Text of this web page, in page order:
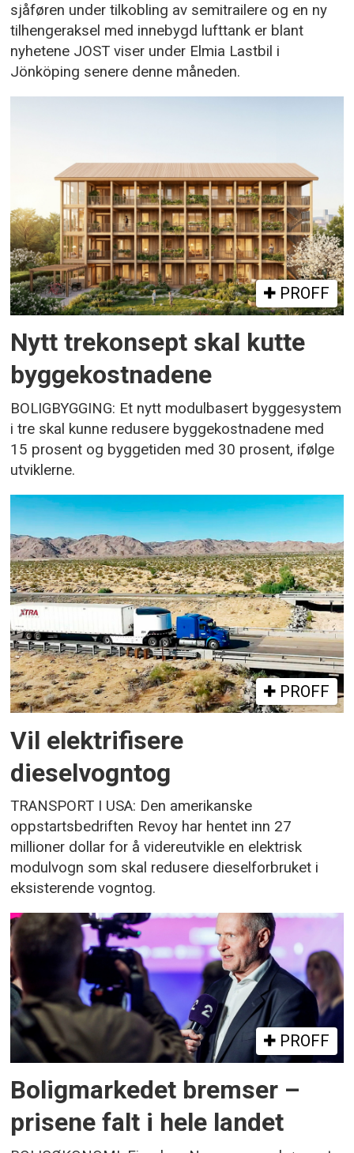
sjåføren under tilkobling av semitrailere og en ny
tilhengeraksel med innebygd lufttank er blant
nyhetene JOST viser under Elmia Lastbil i
Jönköping senere denne måneden.
PROFF
Nytt trekonsept skal kutte
byggekostnadene
BOLIGBYGGING: Et nytt modulbasert byggesystem
i tre skal kunne redusere byggekostnadene med
15 prosent og byggetiden med 30 prosent, ifølge
utviklerne.
PROFF
Vil elektrifisere
dieselvogntog
TRANSPORT I USA: Den amerikanske
oppstartsbedriften Revoy har hentet inn 27
millioner dollar for å videreutvikle en elektrisk
modulvogn som skal redusere dieselforbruket i
eksisterende vogntog.
PROFF
Boligmarkedet bremser –
prisene falt i hele landet